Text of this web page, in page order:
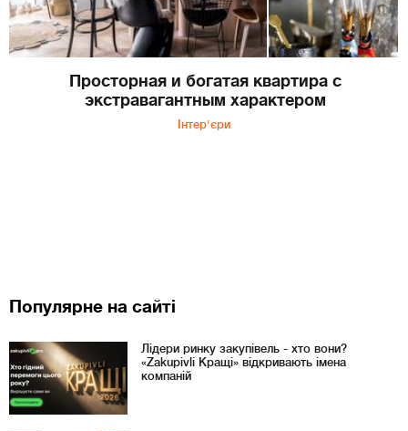
Просторная и богатая квартира с
экстравагантным характером
Інтер'єри
Популярне на сайті
Лідери ринку закупівель - хто вони?
«Zakupivli Кращі» відкривають імена
компаній